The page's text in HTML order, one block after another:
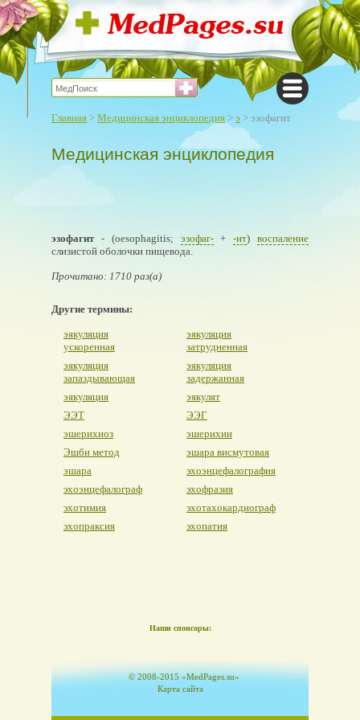
Главная > Медицинская энциклопедия > э > эзофагит
Медицинская энциклопедия
эзофагит- (oesophagitis; эзофаг-+-ит)воспаление
слизистой оболочки пищевода.
Прочитано: 1710 раз(а)
Другие термины:
эякуляция
ускоренная
эякуляция
затрудненная
эякуляция
запаздывающая
эякуляция
задержанная
эякуляция
эякулят
ЭЭТ
ЭЭГ
эшерихиоз
эшерихии
Эшби метод
эшара висмутовая
эшара
эхоэнцефалография
эхоэнцефалограф
эхофразия
эхотимия
эхотахокардиограф
эхопраксия
эхопатия
Наши спонсоры:
© 2008-2015 «MedPages.su»
Карта сайта